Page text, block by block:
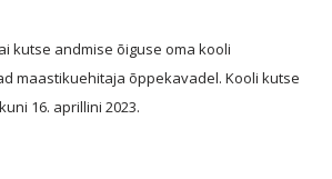
kutse andmise õiguse oma kooli
maastikuehitaja õppekavadel. Kooli kutse
16. aprillini 2023.